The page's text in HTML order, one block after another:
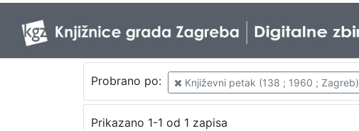
Probrano po: Književni petak (138 ; 1960 ; Zagreb)
Prikazano 1-1 od 1 zapisa